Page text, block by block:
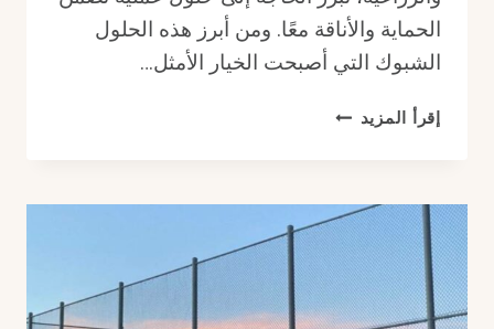
الحماية والأناقة معًا. ومن أبرز هذه الحلول
الشبوك التي أصبحت الخيار الأمثل…
إقرأ المزيد تركيب
الحماية
والأناقة
بخبرة
احترافية